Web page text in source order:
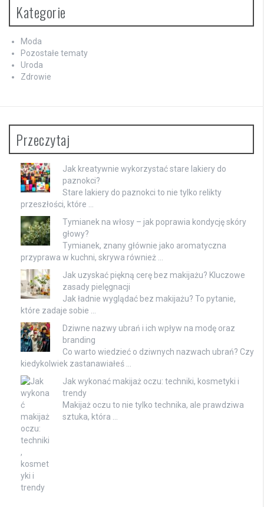
Kategorie
Moda
Pozostałe tematy
Uroda
Zdrowie
Przeczytaj
Jak kreatywnie wykorzystać stare lakiery do
paznokci?
Stare lakiery do paznokci to nie tylko relikty
przeszłości, które …
Tymianek na włosy – jak poprawia kondycję skóry
głowy?
Tymianek, znany głównie jako aromatyczna
przyprawa w kuchni, skrywa również …
Jak uzyskać piękną cerę bez makijażu? Kluczowe
zasady pielęgnacji
Jak ładnie wyglądać bez makijażu? To pytanie,
które zadaje sobie …
Dziwne nazwy ubrań i ich wpływ na modę oraz
branding
Co warto wiedzieć o dziwnych nazwach ubrań? Czy
kiedykolwiek zastanawiałeś …
Jak wykonać makijaż oczu: techniki, kosmetyki i
trendy
Makijaż oczu to nie tylko technika, ale prawdziwa
sztuka, która …